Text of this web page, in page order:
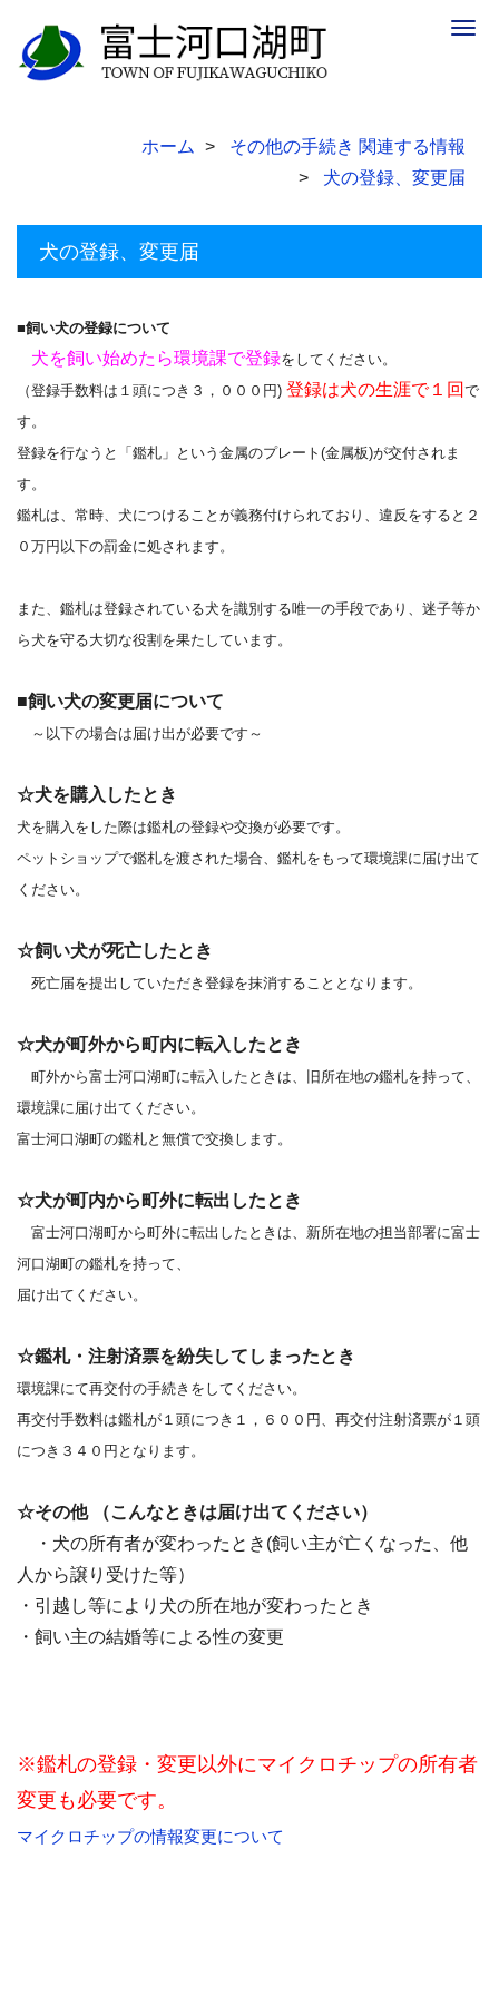
ホーム
その他の手続き 関連する情報
犬の登録、変更届
犬の登録、変更届
■飼い犬の登録について
犬を飼い始めたら環境課で登録をしてください。
（登録手数料は１頭につき３，０００円) 登録は犬の生涯で１回 で
す。
登録を行なうと「鑑札」という金属のプレート(金属板)が交付されま
す。
鑑札は、常時、犬につけることが義務付けられており、違反をすると２
０万円以下の罰金に処されます。
また、鑑札は登録されている犬を識別する唯一の手段であり、迷子等か
ら犬を守る大切な役割を果たしています。
■飼い犬の変更届について
～以下の場合は届け出が必要です～
☆犬を購入したとき
犬を購入をした際は鑑札の登録や交換が必要です。
ペットショップで鑑札を渡された場合、鑑札をもって環境課に届け出て
ください。
☆飼い犬が死亡したとき
死亡届を提出していただき登録を抹消することとなります。
☆犬が町外から町内に転入したとき
町外から富士河口湖町に転入したときは、旧所在地の鑑札を持って、
環境課に届け出てください。
富士河口湖町の鑑札と無償で交換します。
☆犬が町内から町外に転出したとき
富士河口湖町から町外に転出したときは、新所在地の担当部署に富士
河口湖町の鑑札を持って、
届け出てください。
☆鑑札・注射済票を紛失してしまったとき
環境課にて再交付の手続きをしてください。
再交付手数料は鑑札が１頭につき１，６００円、再交付注射済票が１頭
につき３４０円となります。
☆その他 （こんなときは届け出てください）
・犬の所有者が変わったとき(飼い主が亡くなった、他
人から譲り受けた等）
・引越し等により犬の所在地が変わったとき
・飼い主の結婚等による性の変更
※鑑札の登録・変更以外にマイクロチップの所有者
変更も必要です。
マイクロチップの情報変更について